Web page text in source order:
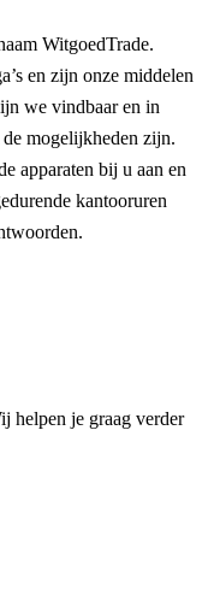
WitgoedTrade.
en zijn onze middelen
we vindbaar en in
mogelijkheden zijn.
apparaten bij u aan en
kantooruren
helpen je graag verder